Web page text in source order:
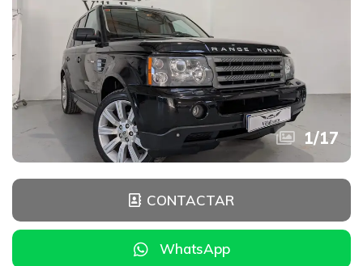
1/17
CONTACTAR
WhatsApp